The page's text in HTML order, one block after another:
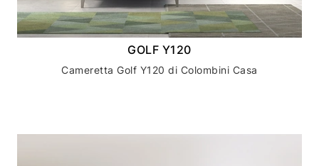
GOLF Y120
Cameretta Golf Y120 di Colombini Casa